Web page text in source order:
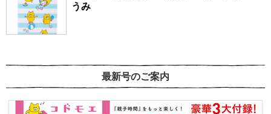
うみ
最新号のご案内